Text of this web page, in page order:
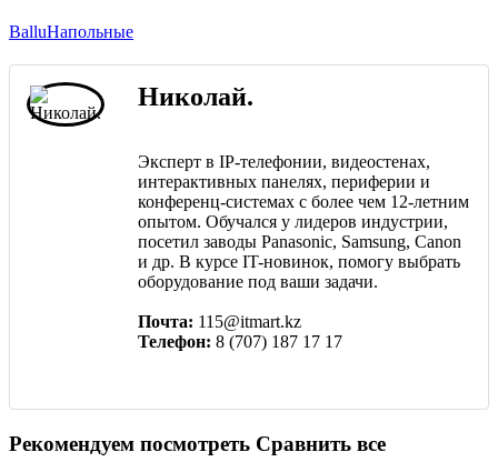
BalluНапольные
Николай.
Эксперт в IP-телефонии, видеостенах,
интерактивных панелях, периферии и
конференц-системах с более чем 12-летним
опытом. Обучался у лидеров индустрии,
посетил заводы Panasonic, Samsung, Canon
и др. В курсе IT-новинок, помогу выбрать
оборудование под ваши задачи.
Почта: 115@itmart.kz
Телефон: 8 (707) 187 17 17
Рекомендуем посмотреть Сравнить все